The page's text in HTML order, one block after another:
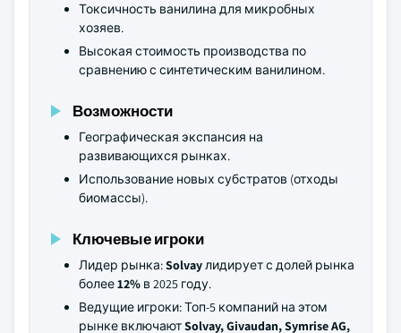
Токсичность ванилина для микробных
хозяев.
Высокая стоимость производства по
сравнению с синтетическим ванилином.
Возможности
Географическая экспансия на
развивающихся рынках.
Использование новых субстратов (отходы
биомассы).
Ключевые игроки
Лидер рынка:Solvayлидирует с долей рынка
более12% в 2025 году.
Ведущие игроки: Топ-5 компаний на этом
рынке включаютSolvay, Givaudan, Symrise AG,